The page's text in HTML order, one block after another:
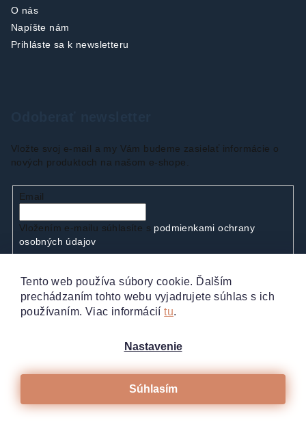
Tento web používa súbory cookie. Ďalším
prechádzaním tohto webu vyjadrujete súhlas s ich
používaním. Viac informáciítu.
Nastavenie
Súhlasím
O nás
Napíšte nám
Prihláste sa k newsletteru
Vložte svoj e-mail a my Vám budeme zasielať informácie o
nových produktoch na našom e-shope.
Email
Vložením e-mailu súhlasíte s podmienkami ochrany
osobných údajov
Prihlásiť sa
Copyright 2026Vaše manikúry.sk. Všetky práva